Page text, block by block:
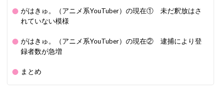
がはきゅ。（アニメ系YouTuber）の現在① 未だ釈放はさ
れていない模様
がはきゅ。（アニメ系YouTuber）の現在② 逮捕により登
録者数が急増
まとめ